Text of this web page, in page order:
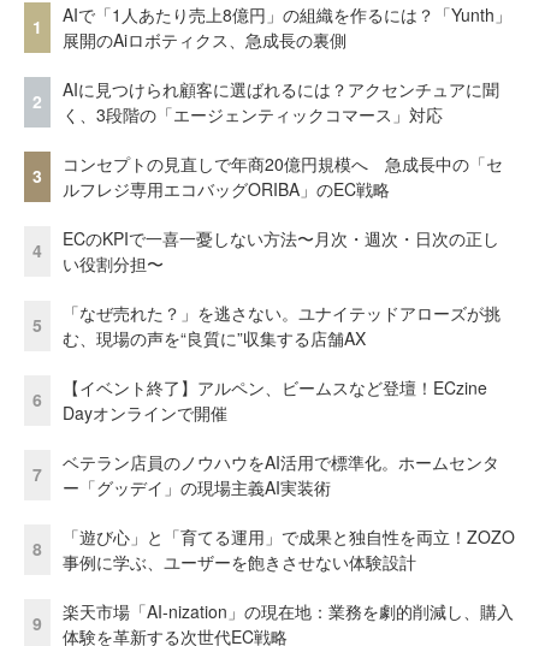
1
AIで「1人あたり売上8億円」の組織を作るには？「Yunth」
展開のAiロボティクス、急成長の裏側
2
AIに見つけられ顧客に選ばれるには？アクセンチュアに聞
く、3段階の「エージェンティックコマース」対応
3
コンセプトの見直しで年商20億円規模へ 急成長中の「セ
ルフレジ専用エコバッグORIBA」のEC戦略
4
ECのKPIで一喜一憂しない方法〜月次・週次・日次の正し
い役割分担〜
5
「なぜ売れた？」を逃さない。ユナイテッドアローズが挑
む、現場の声を“良質に”収集する店舗AX
6
【イベント終了】アルペン、ビームスなど登壇！ECzine
Dayオンラインで開催
7
ベテラン店員のノウハウをAI活用で標準化。ホームセンタ
ー「グッデイ」の現場主義AI実装術
8
「遊び心」と「育てる運用」で成果と独自性を両立！ZOZO
事例に学ぶ、ユーザーを飽きさせない体験設計
9
楽天市場「AI-nization」の現在地：業務を劇的削減し、購入
体験を革新する次世代EC戦略